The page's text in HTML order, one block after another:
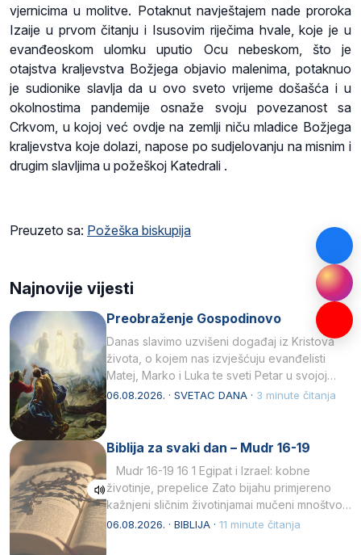
vjernicima u molitve. Potaknut navještajem nade proroka
Izaije u prvom čitanju i Isusovim riječima hvale, koje je u
evanđeoskom ulomku uputio Ocu nebeskom, što je
otajstva kraljevstva Božjega objavio malenima, potaknuo
je sudionike slavlja da u ovo sveto vrijeme došašća i u
okolnostima pandemije osnaže svoju povezanost sa
Crkvom, u kojoj već ovdje na zemlji niču mladice Božjega
kraljevstva koje dolazi, napose po sudjelovanju na misnim i
drugim slavljima u požeškoj Katedrali .
Preuzeto sa: Požeška biskupija
Najnovije vijesti
Preobraženje Gospodinovo
Danas slavimo uzvišeni događaj iz Kristova
života, o kojem nas izvješćuju evanđelisti
Matej, Marko i Luka te sveti Petar u svojoj
drugoj…
06.08.2026. · SVETAC DANA · 3 minute čitanja
Biblija za svaki dan – Mudr 16-19
Mudr 16-19 16 1 Egipat i Izrael: kobne
životinje, prepelice Zato bijahu primjereno
kažnjeni sličnim životinjamai mučeni mnoštvom
kukaca.2 A narod…
06.08.2026. · BIBLIJA · 11 minute čitanja